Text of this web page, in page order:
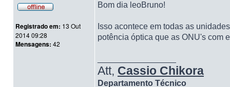
Registrado em: 13 Out
2014 09:28
Mensagens: 42
Bom dia leoBruno!
Isso acontece em todas as
potência óptica que as ONU's com
Att, Cassio Chikora
Departamento Técnico